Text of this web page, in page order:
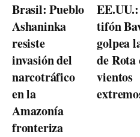
Brasil: Pueblo
Ashaninka
resiste
invasión del
narcotráfico
en la
Amazonía
fronteriza
tifón
golpea
de Rota
vientos